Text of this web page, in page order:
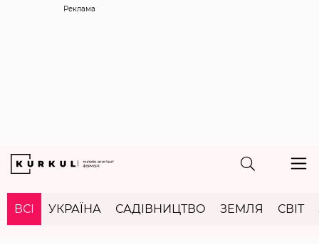
Реклама
ВСІ УКРАЇНА САДІВНИЦТВО ЗЕМЛЯ СВІТ